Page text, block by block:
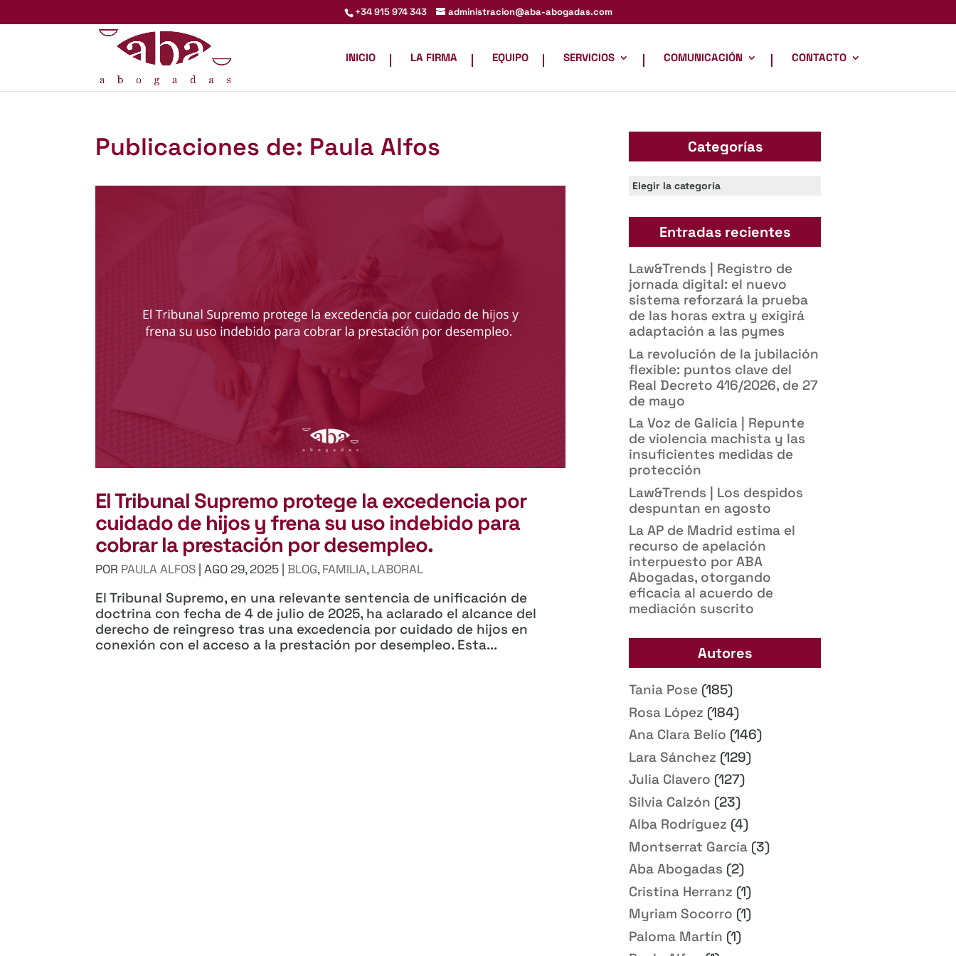
+34 915 974 343 administracion@aba-abogadas.com
INICIO LA FIRMA EQUIPO SERVICIOS COMUNICACIÓN CONTACTO
Publicaciones de: Paula Alfos
El Tribunal Supremo protege la excedencia por
cuidado de hijos y frena su uso indebido para
cobrar la prestación por desempleo.
POR PAULA ALFOS |AGO 29, 2025 |BLOG,FAMILIA,LABORAL
El Tribunal Supremo, en una relevante sentencia de unificación de
doctrina con fecha de 4 de julio de 2025, ha aclarado el alcance del
derecho de reingreso tras una excedencia por cuidado de hijos en
conexión con el acceso a la prestación por desempleo. Esta...
Categorías
Categorías
Entradas recientes
Law&Trends | Registro de
jornada digital: el nuevo
sistema reforzará la prueba
de las horas extra y exigirá
adaptación a las pymes
La revolución de la jubilación
flexible: puntos clave del
Real Decreto 416/2026, de 27
de mayo
La Voz de Galicia | Repunte
de violencia machista y las
insuficientes medidas de
protección
Law&Trends | Los despidos
despuntan en agosto
La AP de Madrid estima el
recurso de apelación
interpuesto por ABA
Abogadas, otorgando
eficacia al acuerdo de
mediación suscrito
Autores
Tania Pose (185)
Rosa López (184)
Ana Clara Belío (146)
Lara Sánchez (129)
Julia Clavero (127)
Silvia Calzón (23)
Alba Rodríguez (4)
Montserrat García (3)
Aba Abogadas (2)
Cristina Herranz (1)
Myriam Socorro (1)
Paloma Martín (1)